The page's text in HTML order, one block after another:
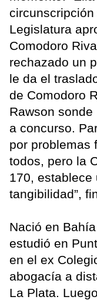
Legislatura
Comodoro
rechazado un
le da el
de Comodoro
Rawson
a concurso.
por problemas
todos, pero la
170, establece
tangibilidad”,
Nació en
estudió en
en el ex
abogacía a
La Plata.